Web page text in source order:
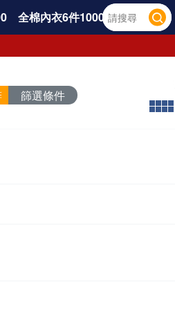
全棉內衣6件1000
篩選條件